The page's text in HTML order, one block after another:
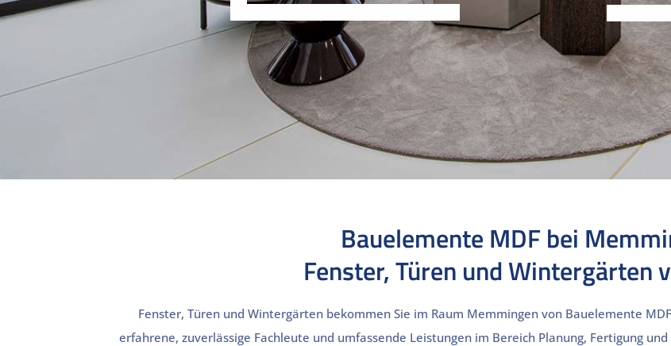
Bauelemente MDF bei
Fenster, Türen und Wintergärten
Fenster, Türen und Wintergärten bekommen Sie im Raum Memmingen von Bauelemente
erfahrene, zuverlässige Fachleute und umfassende Leistungen im Bereich Planung, Fertigung